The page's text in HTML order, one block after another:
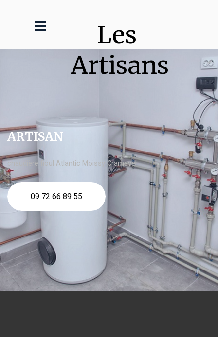
Les
Artisans
ARTISAN
chaudière fioul Atlantic Moissy Cramayel
09 72 66 89 55